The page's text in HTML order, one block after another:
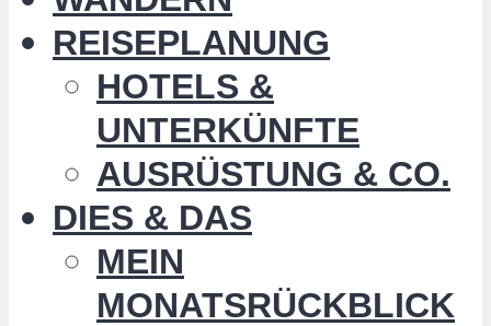
REISEPLANUNG
HOTELS &
UNTERKÜNFTE
AUSRÜSTUNG & CO.
DIES & DAS
MEIN
MONATSRÜCKBLICK